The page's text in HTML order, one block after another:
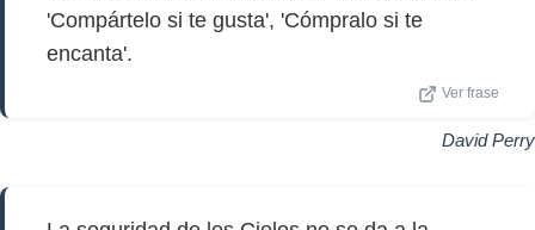
'Compártelo si te gusta', 'Cómpralo si te
encanta'.
Ver frase
David Perry